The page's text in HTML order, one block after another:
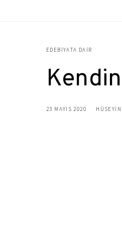
EDEBIYATA DAIR
23 MAYIS 2020